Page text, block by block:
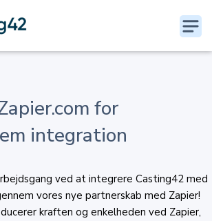
for
integration
ved at integrere Casting42 med
vores nye partnerskab med Zapier!
kraften og enkelheden ved Zapier,